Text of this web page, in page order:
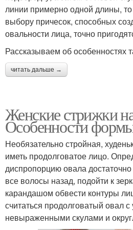
линии примерно одной длины,
выбору причесок, способных
овальности лица, точно
Рассказываем об особенностях
читать дальше →
Женские стрижки
Особенности
Необязательно стройная,
иметь продолговатое лицо.
диспропорцию овала
все волосы назад, подойти к
карандашом обвести контуры
считаться продолговатый овал
невыраженными скулами и